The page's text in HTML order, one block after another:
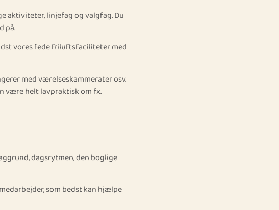
aktiviteter, linjefag og valgfag. Du
på.
vores fede friluftsfaciliteter med
med værelseskammerater osv.
være helt lavpraktisk om fx.
dagsrytmen, den boglige
som bedst kan hjælpe